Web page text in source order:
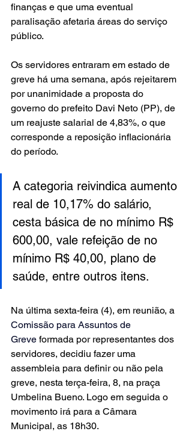
finanças e que uma eventual
paralisação afetaria áreas do serviço
público.
Os servidores entraram em estado de
greve há uma semana, após rejeitarem
por unanimidade a proposta do
governo do prefeito Davi Neto (PP), de
um reajuste salarial de 4,83%, o que
corresponde a reposição inflacionária
do período.
A categoria reivindica aumento
real de 10,17% do salário,
cesta básica de no mínimo R$
600,00, vale refeição de no
mínimo R$ 40,00, plano de
saúde, entre outros itens.
Na última sexta-feira (4), em reunião, a
Comissão para Assuntos de
Greve formada por representantes dos
servidores, decidiu fazer uma
assembleia para definir ou não pela
greve, nesta terça-feira, 8, na praça
Umbelina Bueno. Logo em seguida o
movimento irá para a Câmara
Municipal, as 18h30.